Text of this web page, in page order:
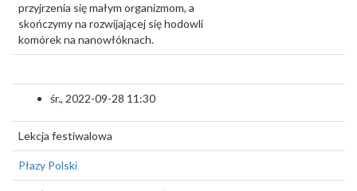
przyjrzenia się małym organizmom, a
skończymy na rozwijającej się hodowli
komórek na nanowłóknach.
śr., 2022-09-28 11:30
Lekcja festiwalowa
Płazy Polski